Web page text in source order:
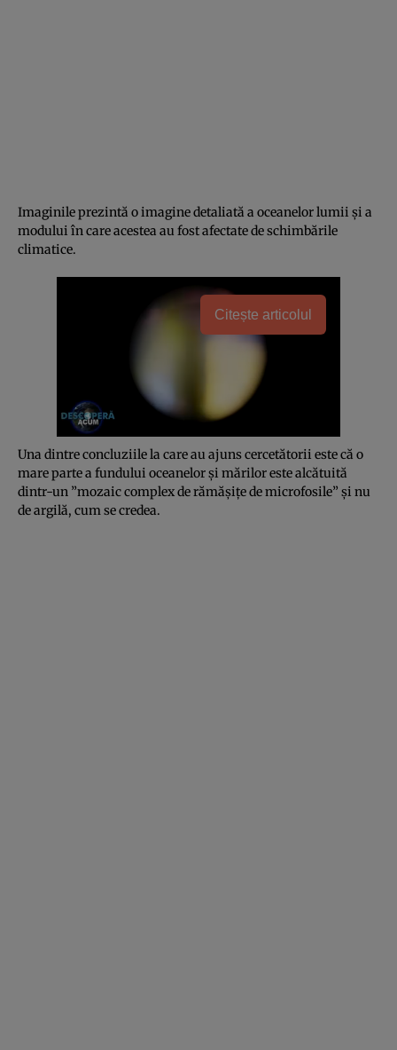
Imaginile prezintă o imagine detaliată a oceanelor lumii şi a
modului în care acestea au fost afectate de schimbările
climatice.
Citește articolul
Una dintre concluziile la care au ajuns cercetătorii este că o
mare parte a fundului oceanelor şi mărilor este alcătuită
dintr-un ”mozaic complex de rămăşiţe de microfosile” şi nu
de argilă, cum se credea.